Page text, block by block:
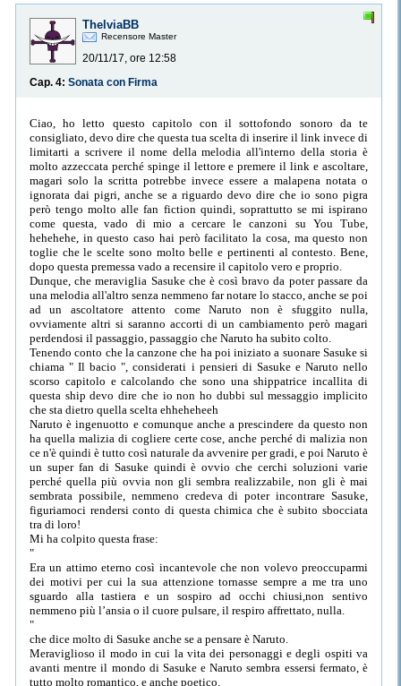
ThelviaBB
Recensore Master
20/11/17, ore 12:58
Cap. 4: Sonata con Firma
Ciao, ho letto questo capitolo con il sottofondo sonoro da te
consigliato, devo dire che questa tua scelta di inserire il link invece di
limitarti a scrivere il nome della melodia all'interno della storia è
molto azzeccata perché spinge il lettore e premere il link e ascoltare,
magari solo la scritta potrebbe invece essere a malapena notata o
ignorata dai pigri, anche se a riguardo devo dire che io sono pigra
però tengo molto alle fan fiction quindi, soprattutto se mi ispirano
come questa, vado di mio a cercare le canzoni su You Tube,
hehehehe, in questo caso hai però facilitato la cosa, ma questo non
toglie che le scelte sono molto belle e pertinenti al contesto. Bene,
dopo questa premessa vado a recensire il capitolo vero e proprio.
Dunque, che meraviglia Sasuke che è così bravo da poter passare da
una melodia all'altro senza nemmeno far notare lo stacco, anche se poi
ad un ascoltatore attento come Naruto non è sfuggito nulla,
ovviamente altri si saranno accorti di un cambiamento però magari
perdendosi il passaggio, passaggio che Naruto ha subito colto.
Tenendo conto che la canzone che ha poi iniziato a suonare Sasuke si
chiama " Il bacio ", considerati i pensieri di Sasuke e Naruto nello
scorso capitolo e calcolando che sono una shippatrice incallita di
questa ship devo dire che io non ho dubbi sul messaggio implicito
che sta dietro quella scelta ehheheheeh
Naruto è ingenuotto e comunque anche a prescindere da questo non
ha quella malizia di cogliere certe cose, anche perché di malizia non
ce n'è quindi è tutto così naturale da avvenire per gradi, e poi Naruto è
un super fan di Sasuke quindi è ovvio che cerchi soluzioni varie
perché quella più ovvia non gli sembra realizzabile, non gli è mai
sembrata possibile, nemmeno credeva di poter incontrare Sasuke,
figuriamoci rendersi conto di questa chimica che è subito sbocciata
tra di loro!
Mi ha colpito questa frase:
"
Era un attimo eterno così incantevole che non volevo preoccuparmi
dei motivi per cui la sua attenzione tornasse sempre a me tra uno
sguardo alla tastiera e un sospiro ad occhi chiusi,non sentivo
nemmeno più l’ansia o il cuore pulsare, il respiro affrettato, nulla.
"
che dice molto di Sasuke anche se a pensare è Naruto.
Meraviglioso il modo in cui la vita dei personaggi e degli ospiti va
avanti mentre il mondo di Sasuke e Naruto sembra essersi fermato, è
tutto molto romantico, e anche poetico.